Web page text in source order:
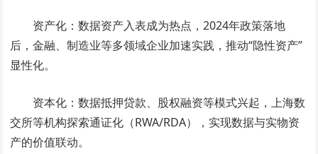
资产化：数据资产入表成为热点，2024年政策落地
后，金融、制造业等多领域企业加速实践，推动“隐性资产”
显性化。
资本化：数据抵押贷款、股权融资等模式兴起，上海数
交所等机构探索通证化（RWA/RDA），实现数据与实物资
产的价值联动。